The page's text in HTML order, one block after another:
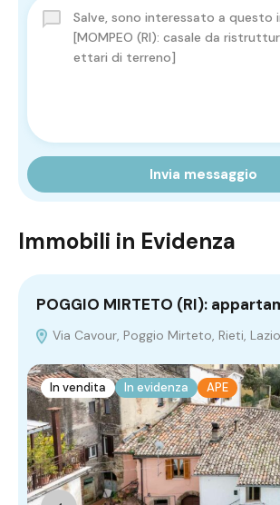
Invia messaggio
Immobili in Evidenza
POGGIO MIRTETO (RI):
Via Cavour, Poggio Mirteto, Rieti,
In vendita In evidenza APE